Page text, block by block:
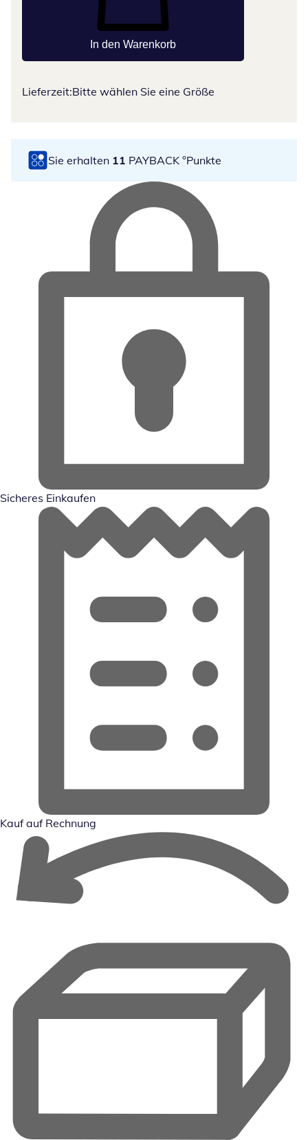
In den Warenkorb
Lieferzeit:Bitte wählen Sie eine Größe
Sie erhalten 11 PAYBACK °Punkte
Sicheres Einkaufen
Kauf auf Rechnung